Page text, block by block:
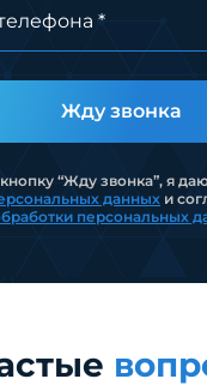
Жду звонка
“Жду звонка”, я
данных и
персональных